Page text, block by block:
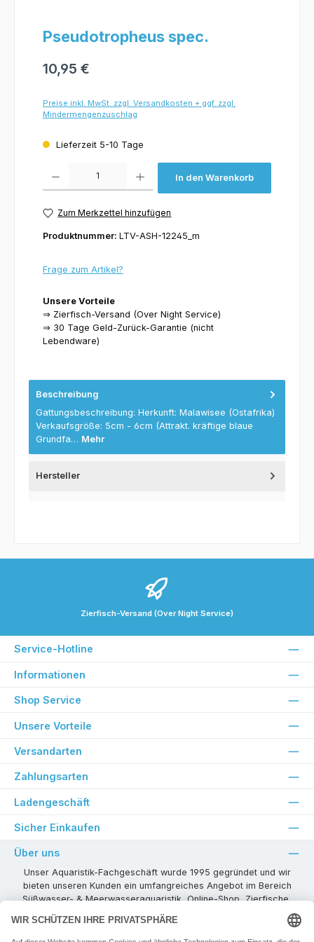
Pseudotropheus spec.
10,95 €
Preise inkl. MwSt. zzgl. Versandkosten + ggf. zzgl.
Mindermengenzuschlag
Lieferzeit 5-10 Tage
In den Warenkorb
Zum Merkzettel hinzufügen
Produktnummer: LTV-ASH-12245_m
Frage zum Artikel?
Unsere Vorteile
⇒ Zierfisch-Versand (Over Night Service)
⇒ 30 Tage Geld-Zurück-Garantie (nicht
Lebendware)
Beschreibung
Gattungsbeschreibung: Herkunft: Malawisee (Ostafrika)
Verkaufsgröße: 5cm - 6cm (Attrakt. kräftige blaue
Grundfa… Mehr
Hersteller
Zierfisch-Versand (Over Night Service)
Service-Hotline
Informationen
Shop Service
Unsere Vorteile
Versandarten
Zahlungsarten
Ladengeschäft
Sicher Einkaufen
Über uns
Unser Aquaristik-Fachgeschäft wurde 1995 gegründet und wir
bieten unseren Kunden ein umfangreiches Angebot im Bereich
Süßwasser- & Meerwasseraquaristik, Online-Shop, Zierfische,
Pflanzen, Aquarienkombinationen, Technikzubehör usw. ! Als
kompetenter Aquaristik-Fachhandelspartner stehen wir Ihnen für
alle Ihre Projekte und Einrichtungs- oder Besatzwünsche zur